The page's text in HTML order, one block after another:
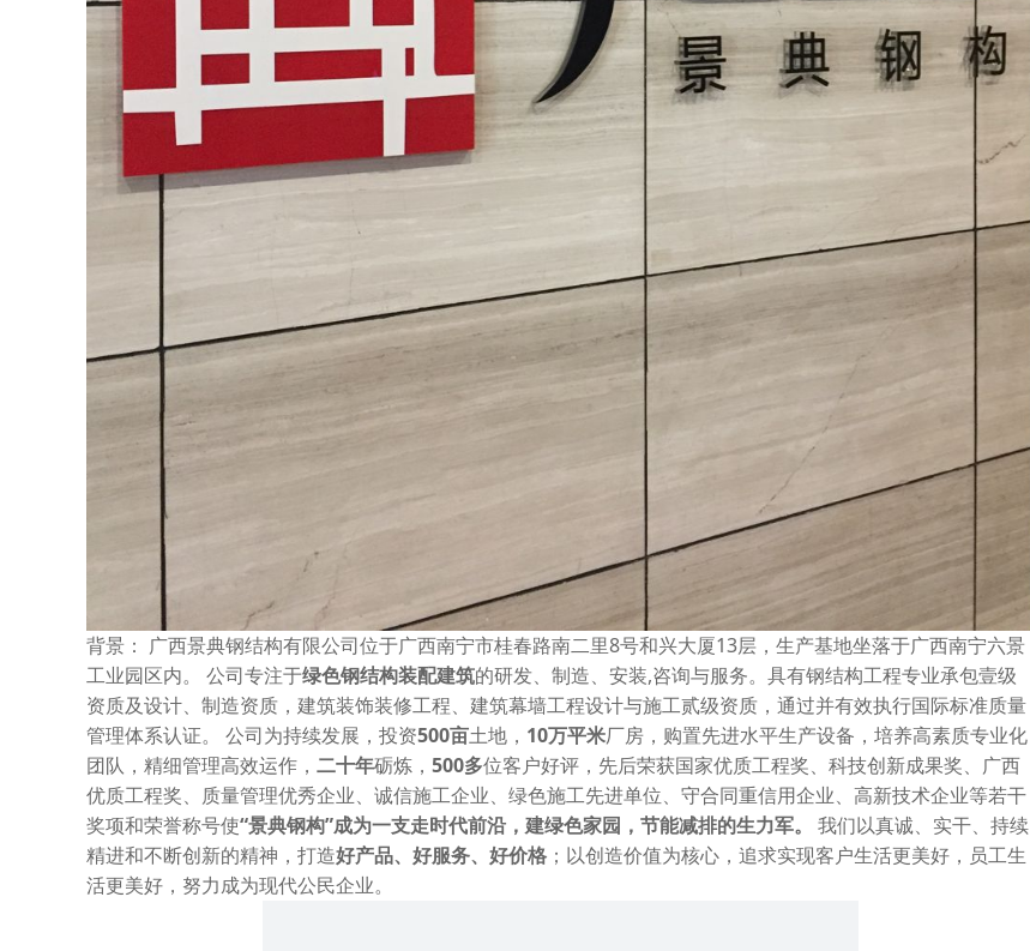
背景： 广西景典钢结构有限公司位于广西南宁市桂春路南二里8号和兴大厦13层，生产基地坐落于广西南宁六景
工业园区内。 公司专注于绿色钢结构装配建筑的研发、制造、安装,咨询与服务。具有钢结构工程专业承包壹级
资质及设计、制造资质，建筑装饰装修工程、建筑幕墙工程设计与施工贰级资质，通过并有效执行国际标准质量
管理体系认证。 公司为持续发展，投资500亩土地， 10万平米厂房，购置先进水平生产设备，培养高素质专业化
团队，精细管理高效运作， 二十年砺炼， 500多位客户好评，先后荣获国家优质工程奖、科技创新成果奖、广西
优质工程奖、质量管理优秀企业、诚信施工企业、绿色施工先进单位、守合同重信用企业、高新技术企业等若干
奖项和荣誉称号使“景典钢构”成为一支走时代前沿，建绿色家园，节能减排的生力军。
我们以真诚、实干、持续
精进和不断创新的精神，打造好产品、好服务、好价格 ；以创造价值为核心，追求实现客户生活更美好，员工生
活更美好，努力成为现代公民企业。